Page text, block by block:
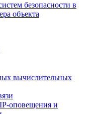
безопасности в
объекта
вычислительных
оповещения и